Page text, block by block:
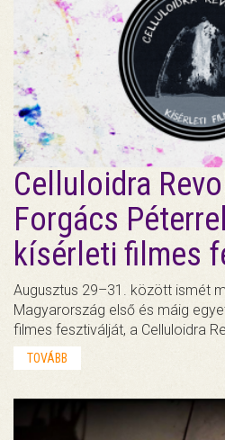
Celluloidra
Forgács
kísérleti filmes
Augusztus 29–31. között ismét
Magyarország első és máig
filmes fesztiválját, a Celluloidra
TOVÁBB